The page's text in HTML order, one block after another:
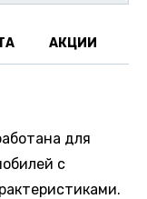
АКЦИИ
для
с